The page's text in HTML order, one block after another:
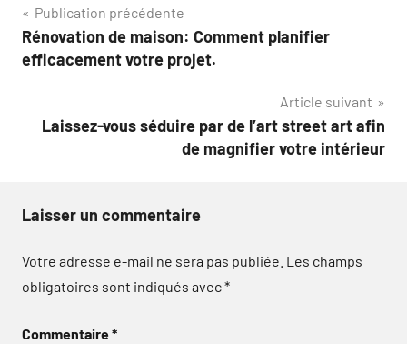
Navigation
de
Publication précédente
Rénovation de maison: Comment planifier
efficacement votre projet.
Article suivant
Laissez-vous séduire par de l’art street art afin
de magnifier votre intérieur
Laisser un commentaire
Votre adresse e-mail ne sera pas publiée. Les champs
obligatoires sont indiqués avec*
Commentaire*